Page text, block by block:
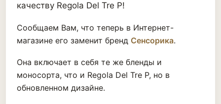
качеству Regola Del Tre P!
Сообщаем Вам, что теперь в Интернет-
магазине его заменит бренд Сенсорика.
Она включает в себя те же бленды и
моносорта, что и Regola Del Tre P, но в
обновленном дизайне.